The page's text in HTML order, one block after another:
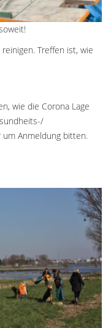
Treffen ist, wie
wie die Corona Lage
Anmeldung bitten.